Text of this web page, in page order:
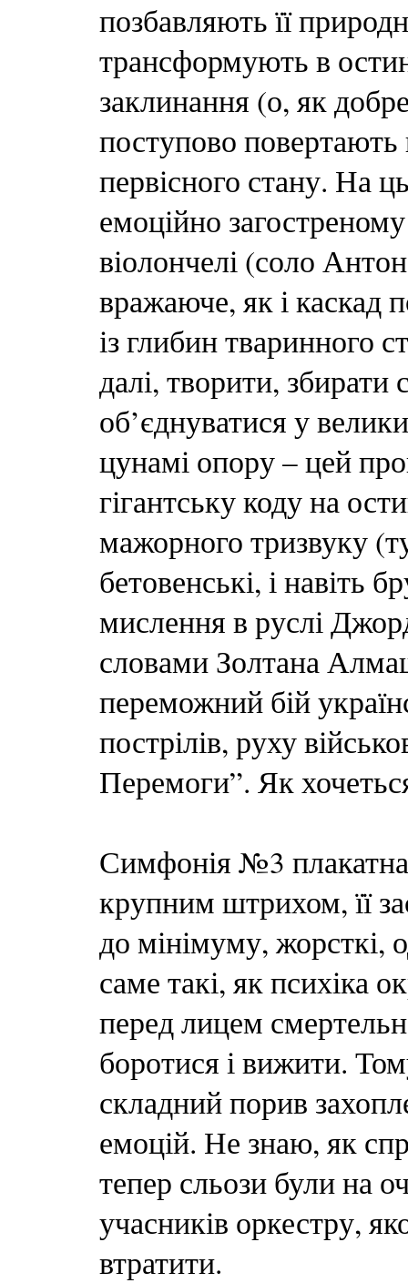
позбавляють її
трансформують в
заклинання (о, як
поступово
первісного стану. На
емоційно
віолончелі (соло
вражаюче, як і каскад
із глибин тваринного
далі, творити, збирати
об’єднуватися у
цунамі опору – цей
гігантську коду на
мажорного тризвуку
бетовенські, і навіть
мислення в руслі
словами Золтана
переможний бій
пострілів, руху
Перемоги”. Як
Симфонія №3
крупним штрихом, її
до мінімуму, жорсткі,
саме такі, як психіка
перед лицем
боротися і вижити.
складний порив
емоцій. Не знаю, як
тепер сльози були на
учасників оркестру,
втратити.